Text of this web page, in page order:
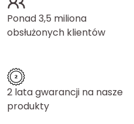
Ponad 3,5 miliona
obsłużonych klientów
2 lata gwarancji na nasze
produkty